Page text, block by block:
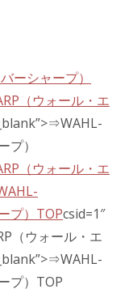
ーシャープ）
（ウォール・エ
プ）
（ウォール・エ
プ）TOPcsid=1″
（ウォール・エ
プ）TOP